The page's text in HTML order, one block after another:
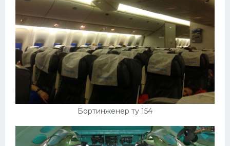
Бортинженер ту 154